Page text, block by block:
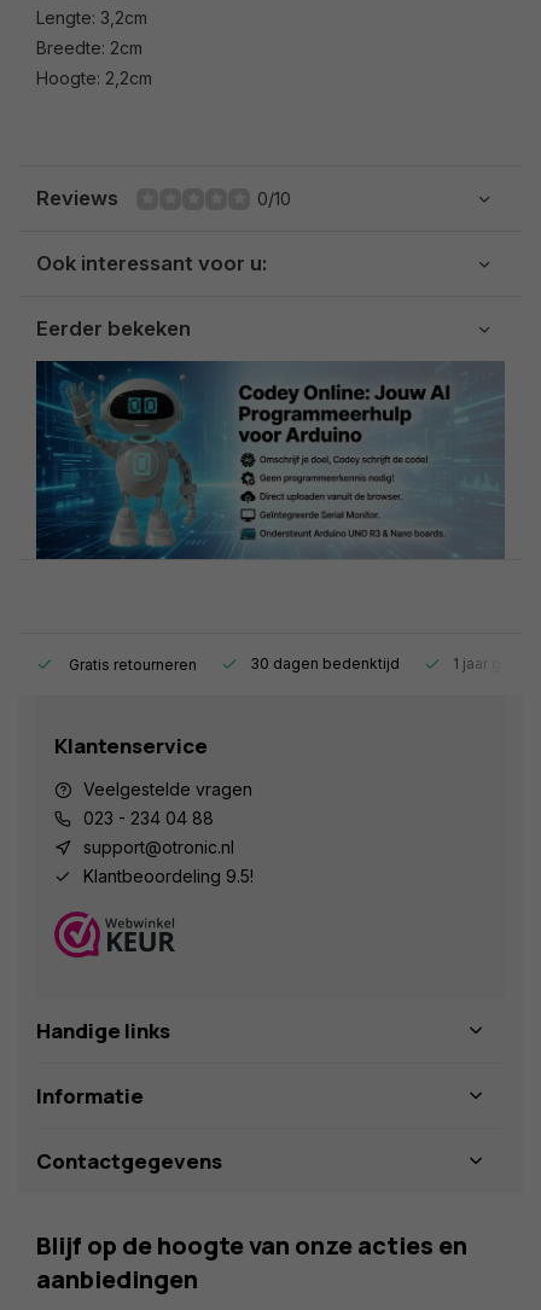
Lengte: 3,2cm
Breedte: 2cm
Hoogte: 2,2cm
Reviews 0/10
Ook interessant voor u:
Eerder bekeken
Gratis retourneren 30 dagen bedenktijd 1 jaar
Klantenservice
Veelgestelde vragen
023 - 234 04 88
support@otronic.nl
Klantbeoordeling 9.5!
Handige links
Informatie
Contactgegevens
Blijf op de hoogte van onze acties en
aanbiedingen